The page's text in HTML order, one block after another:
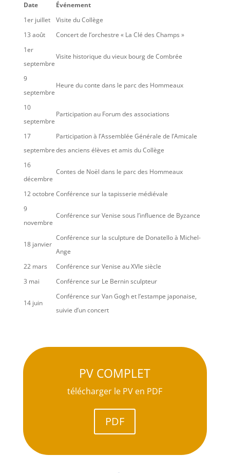
Date
Événement
1er juillet
Visite du Collège
13 août
Concert de l’orchestre « La Clé des Champs »
1er
septembre
Visite historique du vieux bourg de Combrée
9
septembre
Heure du conte dans le parc des Hommeaux
10
septembre
Participation au Forum des associations
17
septembre
Participation à l’Assemblée Générale de l’Amicale
des anciens élèves et amis du Collège
16
décembre
Contes de Noël dans le parc des Hommeaux
12 octobre Conférence sur la tapisserie médiévale
9
novembre
Conférence sur Venise sous l’influence de Byzance
18 janvier
Conférence sur la sculpture de Donatello à Michel-
Ange
22 mars
Conférence sur Venise au XVIe siècle
3 mai
Conférence sur Le Bernin sculpteur
14 juin
Conférence sur Van Gogh et l’estampe japonaise,
suivie d’un concert
PV COMPLET
télécharger le PV en PDF
PDF